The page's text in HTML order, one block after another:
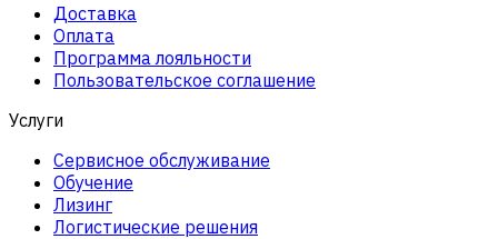
Доставка
Оплата
Программа лояльности
Пользовательское соглашение
Услуги
Сервисное обслуживание
Обучение
Лизинг
Логистические решения